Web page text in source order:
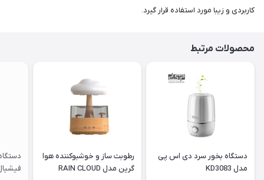
کاربردی و زیبا مورد استفاده قرار گیرد.
محصولات مرتبط
دستگاه بخور سرد دی اس پی
مدل KD3083
رطوبت ساز و خوشبوکننده هوا
گرین مدل RAIN CLOUD